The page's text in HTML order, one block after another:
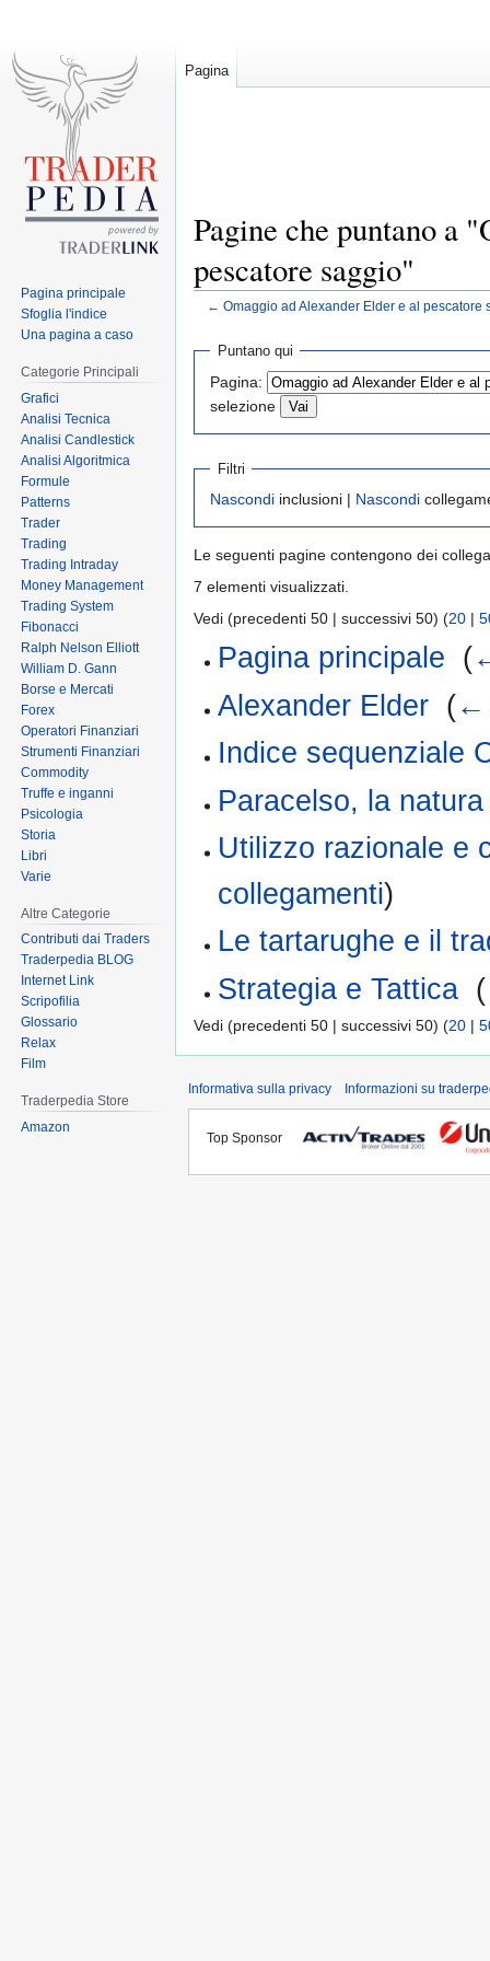
Pagine che puntano a
pescatore saggio"
← Omaggio ad Alexander Elder e al pescatore
Jump
navigation
Jump
search
Puntano qui
Pagina:
selezione
Filtri
Nascondi inclusioni | Nascondi
Le seguenti pagine contengono dei
7 elementi visualizzati.
Vedi (precedenti 50 | successivi 50) (20 |
Pagina principale (
Alexander Elder (←
Indice sequenziale
Paracelso, la
Utilizzo razionale e
collegamenti)
Le tartarughe e il
Strategia e Tattica (
Vedi (precedenti 50 | successivi 50) (20 |
Pagina
Pagina principale
Sfoglia l'indice
Una pagina a caso
Categorie Principali
Grafici
Analisi Tecnica
Analisi Candlestick
Analisi Algoritmica
Formule
Patterns
Trader
Trading
Trading Intraday
Money Management
Trading System
Fibonacci
Ralph Nelson Elliott
William D. Gann
Borse e Mercati
Forex
Operatori Finanziari
Strumenti Finanziari
Commodity
Truffe e inganni
Psicologia
Storia
Libri
Varie
Altre Categorie
Contributi dai Traders
Traderpedia BLOG
Internet Link
Scripofilia
Glossario
Relax
Film
Traderpedia Store
Amazon
Informativa sulla privacy Informazioni su
Top Sponsor